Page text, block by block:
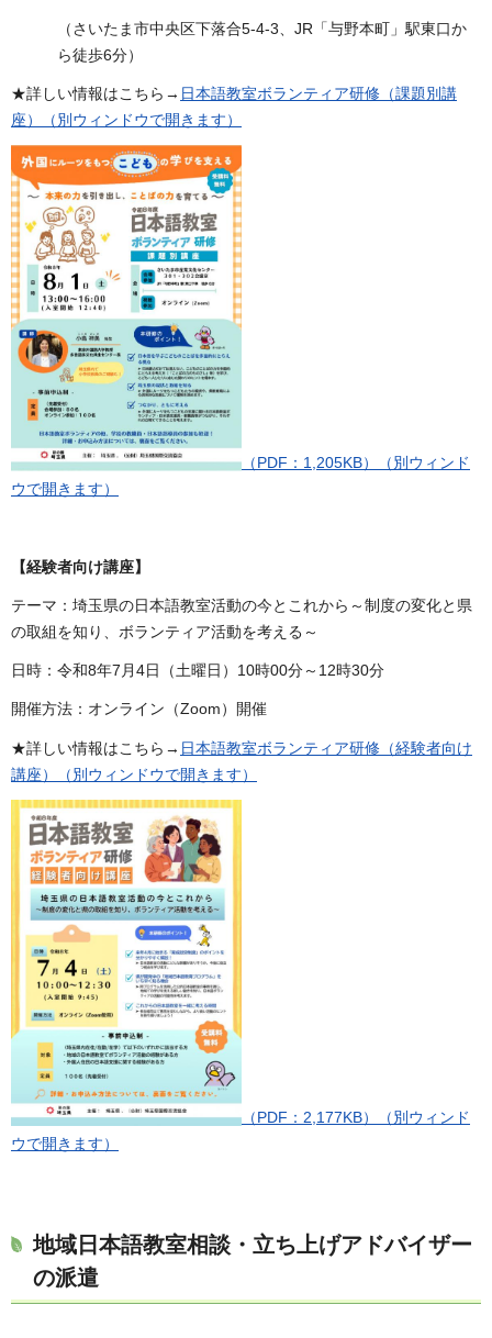
（さいたま市中央区下落合5-4-3、JR「与野本町」駅東口か
ら徒歩6分）
★詳しい情報はこちら→ 日本語教室ボランティア研修（課題別講
座）（別ウィンドウで開きます）
（PDF：1,205KB）（別ウィンド
ウで開きます）
【経験者向け講座】
テーマ：埼玉県の日本語教室活動の今とこれから～制度の変化と県
の取組を知り、ボランティア活動を考える～
日時：令和8年7月4日（土曜日）10時00分～12時30分
開催方法：オンライン（Zoom）開催
★詳しい情報はこちら→ 日本語教室ボランティア研修（経験者向け
講座）（別ウィンドウで開きます）
（PDF：2,177KB）（別ウィンド
ウで開きます）
地域日本語教室相談・立ち上げアドバイザー
の派遣